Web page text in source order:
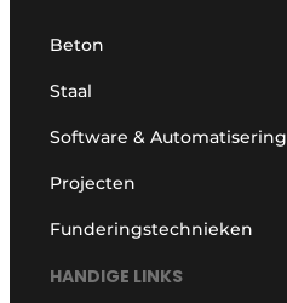
Beton
Staal
Software & Automatisering
Projecten
Funderingstechnieken
HANDIGE LINKS